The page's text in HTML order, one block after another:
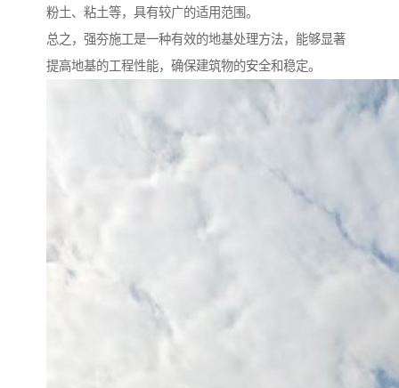
粉土、粘土等，具有较广的适用范围。
总之，强夯施工是一种有效的地基处理方法，能够显著
提高地基的工程性能，确保建筑物的安全和稳定。